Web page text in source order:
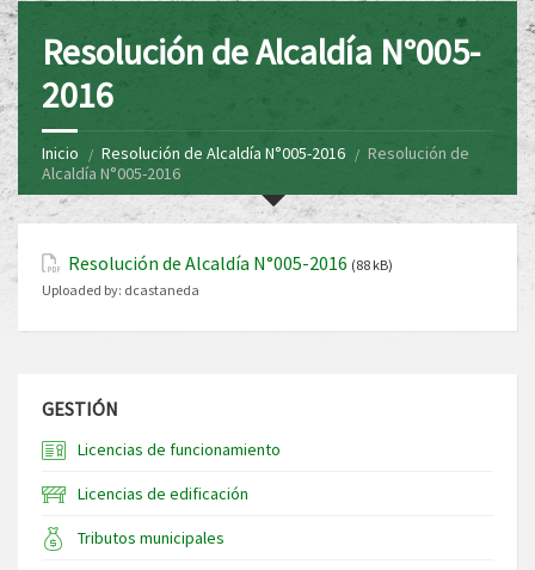
Resolución de Alcaldía N°005-
2016
Inicio Resolución de Alcaldía N°005-2016
Resolución de
Alcaldía N°005-2016
Resolución de Alcaldía N°005-2016 (88 kB)
Uploaded by: dcastaneda
GESTIÓN
Licencias de funcionamiento
Licencias de edificación
Tributos municipales